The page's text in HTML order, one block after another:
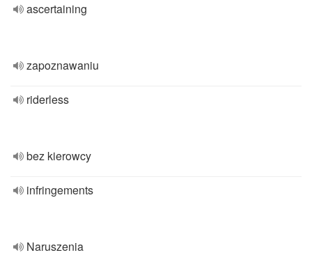
ascertaining
zapoznawaniu
riderless
bez kierowcy
infringements
Naruszenia